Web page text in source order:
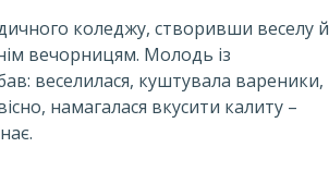
коледжу, створивши веселу й
вечорницям. Молодь із
веселилася, куштувала вареники,
намагалася вкусити калиту –